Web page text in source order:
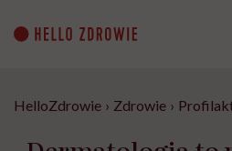
content
HelloZdrowie › Zdrowie ›